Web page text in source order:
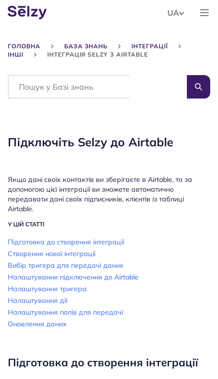
UA
ГОЛОВНА БАЗА ЗНАНЬ
ІНТЕГРАЦІЇ
ІНШІ
ІНТЕГРАЦІЯ SELZY З AIRTABLE
Search
Підключіть Selzy до Airtable
Якщо дані своїх контактів ви зберігаєте в Airtable, то за
допомогою цієї інтеграції ви зможете автоматично
передавати дані своїх підписників, клієнтів із таблиці
Airtable.
У ЦІЙ СТАТТІ
Підготовка до створення інтеграції
Створення нової інтеграції
Вибір тригера для передачі даних
Налаштування підключення до Airtable
Налаштування тригера
Налаштування дії
Налаштування полів для передачі
Оновлення даних
Підготовка до створення інтеграції